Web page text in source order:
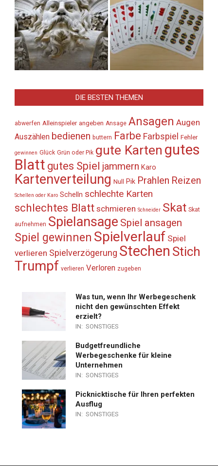
DIE BESTEN THEMEN
abwerfen Alleinspieler angeben Ansage Ansagen Augen
Auszählen bedienen buttern Farbe Farbspiel Fehler
gewinnen Glück Grün oder Pik gute Karten gutes
Blatt gutes Spiel jammern Karo
Kartenverteilung Null Pik Prahlen Reizen
Schellen oder Karo Schelln schlechte Karten
schlechtes Blatt schmieren Schneider Skat Skat
aufnehmen Spielansage Spiel ansagen
Spiel gewinnen Spielverlauf Spiel
verlieren Spielverzögerung Stechen Stich
Trumpf verlieren Verloren zugeben
Was tun, wenn Ihr Werbegeschenk
nicht den gewünschten Effekt
erzielt?
IN: SONSTIGES
Budgetfreundliche
Werbegeschenke für kleine
Unternehmen
IN: SONSTIGES
Picknicktische für Ihren perfekten
Ausflug
IN: SONSTIGES